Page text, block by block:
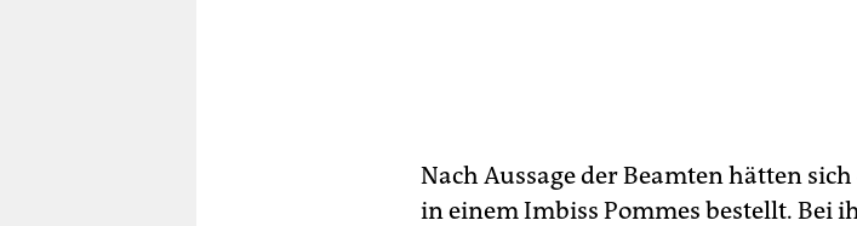
Nach Aussage der Beamten hätten
in einem Imbiss Pommes bestellt. Bei